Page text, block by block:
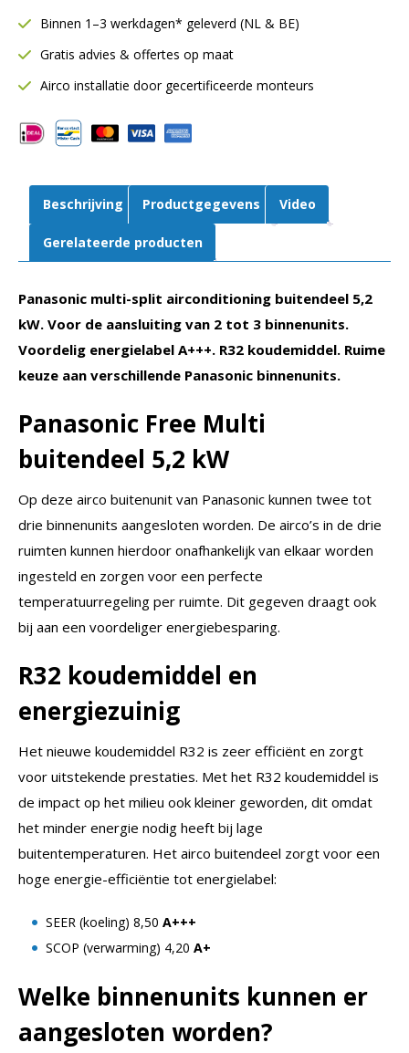
kW
|
Multi-
|
CU-
aantal
Binnen 1–3 werkdagen* geleverd (NL & BE)
Gratis advies & offertes op maat
Airco installatie door gecertificeerde monteurs
Beschrijving Productgegevens Video
Gerelateerde producten
Panasonic multi-split airconditioning buitendeel 5,2
kW. Voor de aansluiting van 2 tot 3 binnenunits.
Voordelig energielabel A+++. R32 koudemiddel. Ruime
keuze aan verschillende Panasonic binnenunits.
Panasonic Free Multi
buitendeel 5,2 kW
Op deze airco buitenunit van Panasonic kunnen twee tot
drie binnenunits aangesloten worden. De airco’s in de drie
ruimten kunnen hierdoor onafhankelijk van elkaar worden
ingesteld en zorgen voor een perfecte
temperatuurregeling per ruimte. Dit gegeven draagt ook
bij aan een voordeliger energiebesparing.
R32 koudemiddel en
energiezuinig
Het nieuwe koudemiddel R32 is zeer efficiënt en zorgt
voor uitstekende prestaties. Met het R32 koudemiddel is
de impact op het milieu ook kleiner geworden, dit omdat
het minder energie nodig heeft bij lage
buitentemperaturen. Het airco buitendeel zorgt voor een
hoge energie-efficiëntie tot energielabel:
SEER (koeling) 8,50 A+++
SCOP (verwarming) 4,20 A+
Welke binnenunits kunnen er
aangesloten worden?